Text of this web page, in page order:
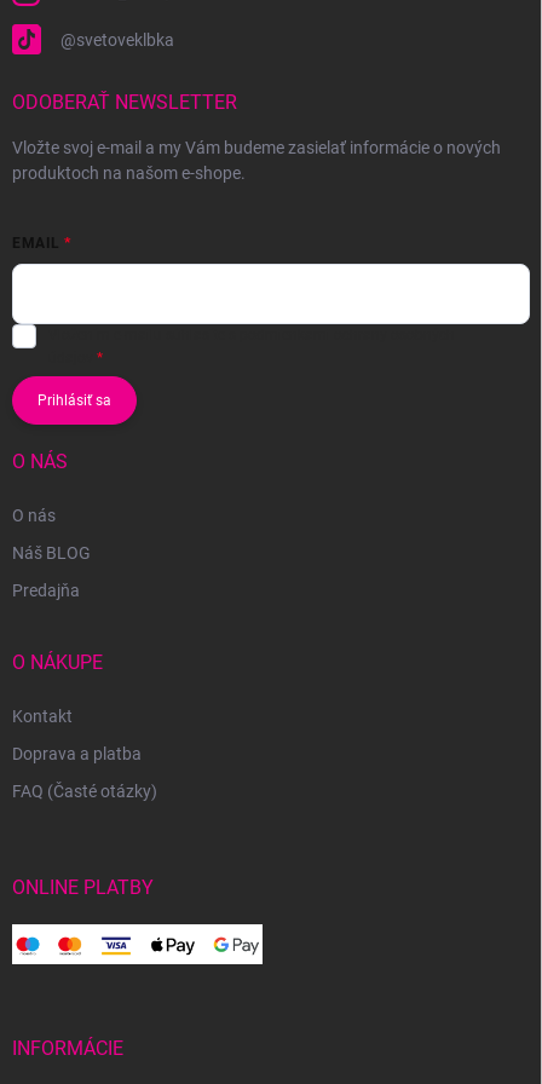
@svetoveklbka
ODOBERAŤ NEWSLETTER
Vložte svoj e-mail a my Vám budeme zasielať informácie o nových
produktoch na našom e-shope.
EMAIL
Prihlásiť sa
O NÁS
O nás
Náš BLOG
Predajňa
O NÁKUPE
Kontakt
Doprava a platba
FAQ (Časté otázky)
ONLINE PLATBY
INFORMÁCIE